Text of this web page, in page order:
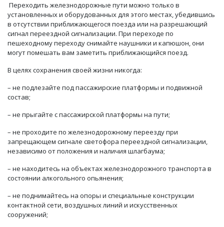
Переходить железнодорожные пути можно только в
установленных и оборудованных для этого местах, убедившись
в отсутствии приближающегося поезда или на разрешающий
сигнал переездной сигнализации. При переходе по
пешеходному переходу снимайте наушники и капюшон, они
могут помешать вам заметить приближающийся поезд.
В целях сохранения своей жизни никогда:
– не подлезайте под пассажирские платформы и подвижной
состав;
– не прыгайте с пассажирской платформы на пути;
– не проходите по железнодорожному переезду при
запрещающем сигнале светофора переездной сигнализации,
независимо от положения и наличия шлагбаума;
– не находитесь на объектах железнодорожного транспорта в
состоянии алкогольного опьянения;
– не поднимайтесь на опоры и специальные конструкции
контактной сети, воздушных линий и искусственных
сооружений;